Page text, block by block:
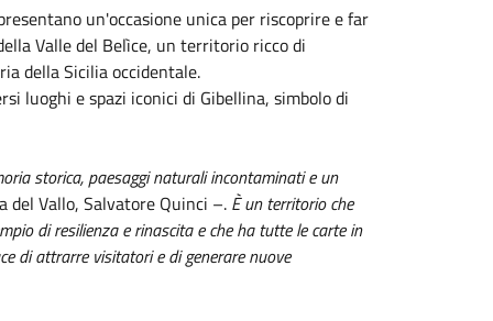
un'occasione unica per riscoprire e far
Valle del Belìce, un territorio ricco di
della Sicilia occidentale.
luoghi e spazi iconici di Gibellina, simbolo di
storica, paesaggi naturali incontaminati e un
del Vallo, Salvatore Quinci –.È un territorio che
di resilienza e rinascita e che ha tutte le carte in
di attrarre visitatori e di generare nuove